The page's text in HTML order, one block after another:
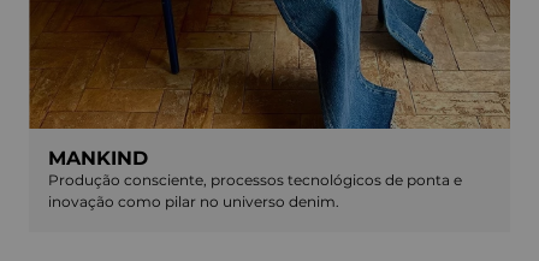
MANKIND
Produção consciente, processos tecnológicos de ponta e
inovação como pilar no universo denim.